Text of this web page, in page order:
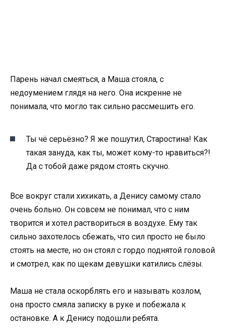
Парень начал смеяться, а Маша стояла, с
недоумением глядя на него. Она искренне не
понимала, что могло так сильно рассмешить его.
Ты чё серьёзно? Я же пошутил, Старостина! Как
такая зануда, как ты, может кому-то нравиться?!
Да с тобой даже рядом стоять скучно.
Все вокруг стали хихикать, а Денису самому стало
очень больно. Он совсем не понимал, что с ним
творится и хотел раствориться в воздухе. Ему так
сильно захотелось сбежать, что сил просто не было
стоять на месте, но он стоял с гордо поднятой головой
и смотрел, как по щекам девушки катились слёзы.
Маша не стала оскорблять его и называть козлом,
она просто смяла записку в руке и побежала к
остановке. А к Денису подошли ребята.